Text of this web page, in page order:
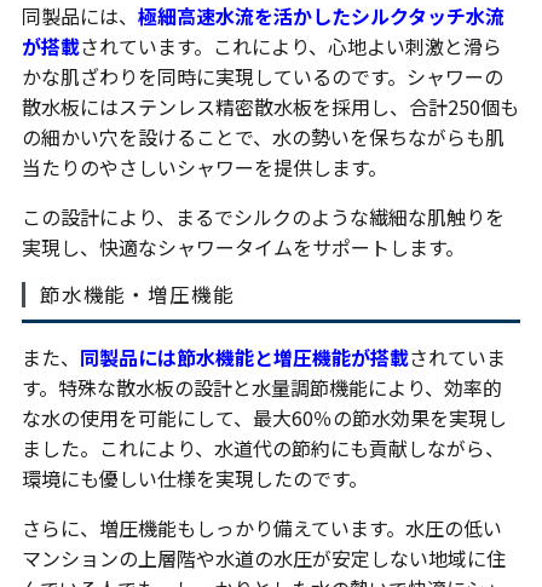
同製品には、 極細高速水流を活かしたシルクタッチ水流
が搭載されています。これにより、心地よい刺激と滑ら
かな肌ざわりを同時に実現しているのです。シャワーの
散水板にはステンレス精密散水板を採用し、合計250個も
の細かい穴を設けることで、水の勢いを保ちながらも肌
当たりのやさしいシャワーを提供します。
この設計により、まるでシルクのような繊細な肌触りを
実現し、快適なシャワータイムをサポートします。
節水機能・増圧機能
また、 同製品には節水機能と増圧機能が搭載されていま
す。特殊な散水板の設計と水量調節機能により、効率的
な水の使用を可能にして、最大60％の節水効果を実現し
ました。これにより、水道代の節約にも貢献しながら、
環境にも優しい仕様を実現したのです。
さらに、増圧機能もしっかり備えています。水圧の低い
マンションの上層階や水道の水圧が安定しない地域に住